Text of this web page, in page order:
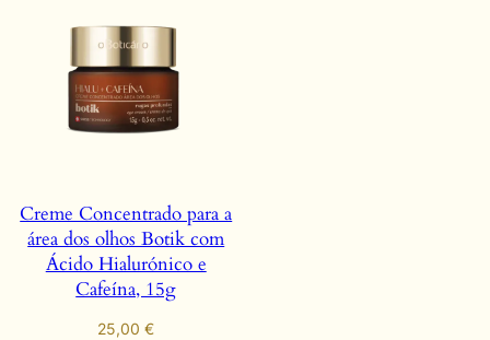
Creme Concentrado para a
área dos olhos Botik com
Ácido Hialurónico e
Cafeína, 15g
25,00€